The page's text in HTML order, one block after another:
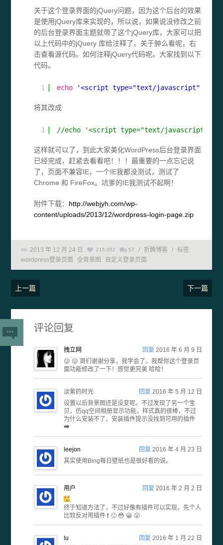
关于这个登录界面的jQuery问题，因为这个后台的效果
是使用jQuery库来实现的，所以说，如果说没修改之前
的后台登录界面主题就带了这个jQuery库，大家可以把
以上代码中的jQuery 库给注释了。关于肿么看呢，右
击查看源代码。如何注释jQuery代码呢。大家找到以下
代码。
1 echo '<script type="text/javascript"
将其改成
1 //echo '<script type="text/javascript"
这样就可以了，到此大家美化WordPress后台登录界面
已经完成，赶紧去看看吧！！！最重要的一点忘记说
了，页面不兼容IE，一个IE我都没测试，测试了
Chrome 和 FireFox。坑爹的IE我测试不起啊！
附件下载： http://webjyh.com/wp-
content/uploads/2013/12/wordpress-login-page.zip
2013 年 12 月 24 日 215,052 57 / 折腾博客 /
标签:
wordpress登录页面
全背景图 自定义登录页面
上一篇 下一篇
评论回复
回复 2016 年 6 月 9 日
拽立网
😛 😛 哥们谢谢分享，我学会了，我帮你这个登录页
面功能修改了一下！感觉更完美 哈哈！
回复 2016 年 5 月 12 日
淡紫的时光
设置以后背景图还是没变呢。不过发现了另一个宝
贝，仿qq空间相册显示功能，样式真的很棒，不过
为什么安装不了，安装插件提示没找到可用的插件
➡
回复 2016 年 4 月 23 日
leejon
其实使用Bing每日壁纸也是很好看的说。
回复 2016 年 2 月 2 日
用户
终于知道方法了，不过好像有插件可以实现，先个人
比较反对用插件 ❗ 🙂 😳 😀 😮
回复 2016 年 1 月 22 日
lu